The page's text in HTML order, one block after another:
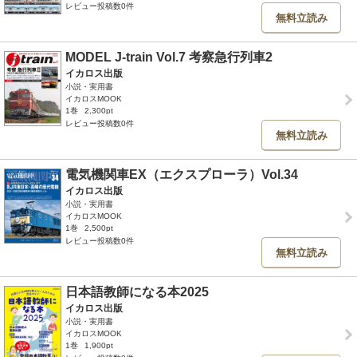
レビュー投稿数0件
無料立読み
MODEL J-train Vol.7 考察急行列車2
イカロス出版
小説・実用書
イカロスMOOK
1巻
2,300pt
レビュー投稿数0件
無料立読み
電気機関車EX（エクスプローラ）Vol.34
イカロス出版
小説・実用書
イカロスMOOK
1巻
2,500pt
レビュー投稿数0件
無料立読み
日本語教師になる本2025
イカロス出版
小説・実用書
イカロスMOOK
1巻
1,900pt